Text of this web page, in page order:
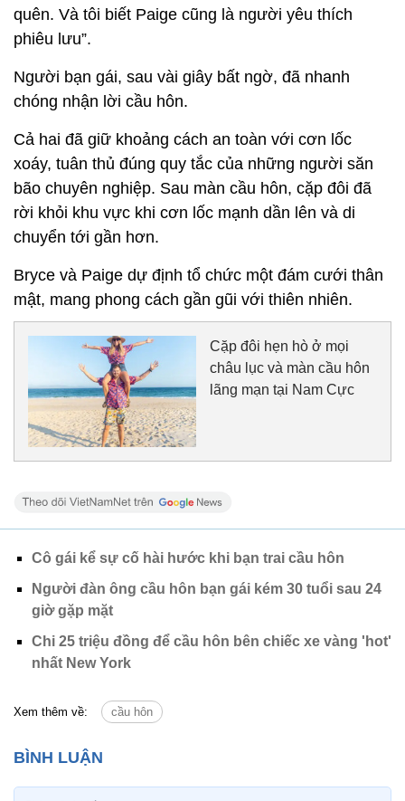
quên. Và tôi biết Paige cũng là người yêu thích
phiêu lưu”.
Người bạn gái, sau vài giây bất ngờ, đã nhanh
chóng nhận lời cầu hôn.
Cả hai đã giữ khoảng cách an toàn với cơn lốc
xoáy, tuân thủ đúng quy tắc của những người săn
bão chuyên nghiệp. Sau màn cầu hôn, cặp đôi đã
rời khỏi khu vực khi cơn lốc mạnh dần lên và di
chuyển tới gần hơn.
Bryce và Paige dự định tổ chức một đám cưới thân
mật, mang phong cách gần gũi với thiên nhiên.
Cặp đôi hẹn hò ở mọi
châu lục và màn cầu hôn
lãng mạn tại Nam Cực
Cô gái kể sự cố hài hước khi bạn trai cầu hôn
Người đàn ông cầu hôn bạn gái kém 30 tuổi sau 24
giờ gặp mặt
Chi 25 triệu đồng để cầu hôn bên chiếc xe vàng 'hot'
nhất New York
Xem thêm về: cầu hôn